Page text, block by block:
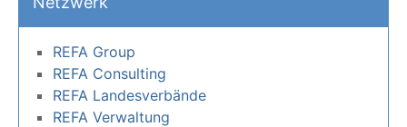
REFA Group
REFA Consulting
REFA Landesverbände
REFA Verwaltung